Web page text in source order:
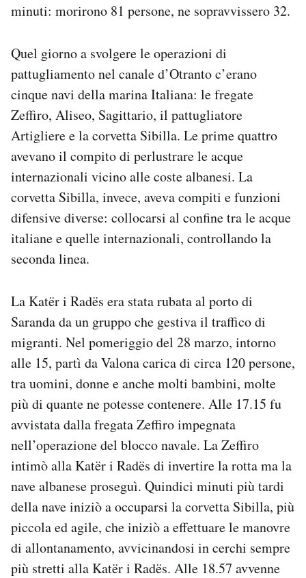
minuti: morirono 81 persone, ne sopravvissero 32.
Quel giorno a svolgere le operazioni di
pattugliamento nel canale d’Otranto c’erano
cinque navi della marina Italiana: le fregate
Zeffiro, Aliseo, Sagittario, il pattugliatore
Artigliere e la corvetta Sibilla. Le prime quattro
avevano il compito di perlustrare le acque
internazionali vicino alle coste albanesi. La
corvetta Sibilla, invece, aveva compiti e funzioni
difensive diverse: collocarsi al confine tra le acque
italiane e quelle internazionali, controllando la
seconda linea.
La Katër i Radës era stata rubata al porto di
Saranda da un gruppo che gestiva il traffico di
migranti. Nel pomeriggio del 28 marzo, intorno
alle 15, partì da Valona carica di circa 120 persone,
tra uomini, donne e anche molti bambini, molte
più di quante ne potesse contenere. Alle 17.15 fu
avvistata dalla fregata Zeffiro impegnata
nell’operazione del blocco navale. La Zeffiro
intimò alla Katër i Radës di invertire la rotta ma la
nave albanese proseguì. Quindici minuti più tardi
della nave iniziò a occuparsi la corvetta Sibilla, più
piccola ed agile, che iniziò a effettuare le manovre
di allontanamento, avvicinandosi in cerchi sempre
più stretti alla Katër i Radës. Alle 18.57 avvenne